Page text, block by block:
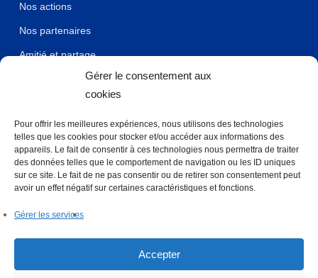
Gérer le consentement aux
cookies
Pour offrir les meilleures expériences, nous utilisons des technologies
telles que les cookies pour stocker et/ou accéder aux informations des
appareils. Le fait de consentir à ces technologies nous permettra de traiter
des données telles que le comportement de navigation ou les ID uniques
sur ce site. Le fait de ne pas consentir ou de retirer son consentement peut
avoir un effet négatif sur certaines caractéristiques et fonctions.
Gérer les services
Accepter
Nos actions
Nos partenaires
Amitié et partage
Mentions légales et confidentialité
Accès rapide
Lions Club international
Lions Club France
Accès Membre
Accès Myassoc